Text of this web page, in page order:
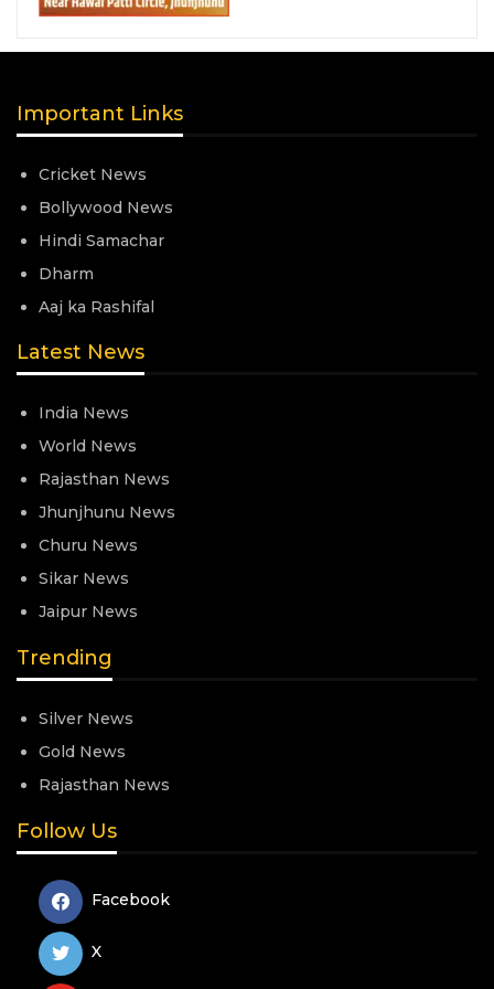
Important Links
Cricket News
Bollywood News
Hindi Samachar
Dharm
Aaj ka Rashifal
Latest News
India News
World News
Rajasthan News
Jhunjhunu News
Churu News
Sikar News
Jaipur News
Trending
Silver News
Gold News
Rajasthan News
Follow Us
Facebook
X